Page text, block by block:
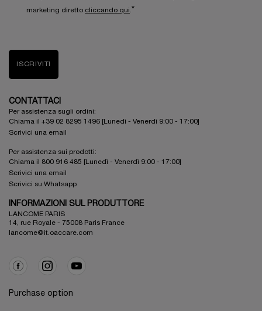
marketing diretto cliccando qui *
ISCRIVITI
CONTATTACI
Per assistenza sugli ordini:
Chiama il +39 02 8295 1496 [Lunedì - Venerdì 9:00 - 17:00]
Scrivici una email
Per assistenza sui prodotti:
Chiama il 800 916 485 [Lunedì - Venerdì 9:00 - 17:00]
Scrivici una email
Scrivici su Whatsapp
INFORMAZIONI SUL PRODUTTORE
LANCOME PARIS
14, rue Royale - 75008 Paris France
lancome@it.oaccare.com
Purchase option